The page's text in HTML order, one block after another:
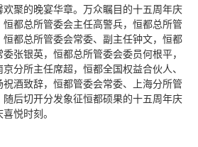
聚的晚宴华章。万众瞩目的十五周年庆
都总所管委会主任高警兵，恒都总所管
都总所管委会常委、副主任钟文，恒都
张银英，恒都总所管委会委员何根平，
分所主任席超，恒都全国权益合伙人、
酒致辞，恒都管委会常委、上海分所管
后切开分发象征恒都硕果的十五周年庆
悦时刻。